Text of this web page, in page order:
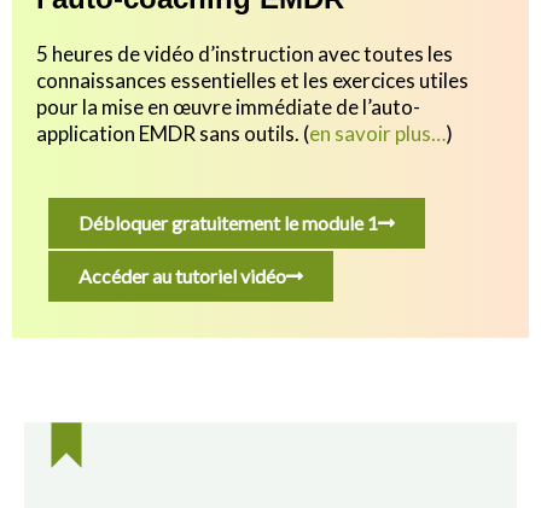
5 heures de vidéo d’instruction avec toutes les
connaissances essentielles et les exercices utiles
pourla mise en œuvre immédiate de l’auto-
application EMDR sans outils. (en savoir plus…)
Débloquer gratuitement le module 1
Accéder au tutoriel vidéo